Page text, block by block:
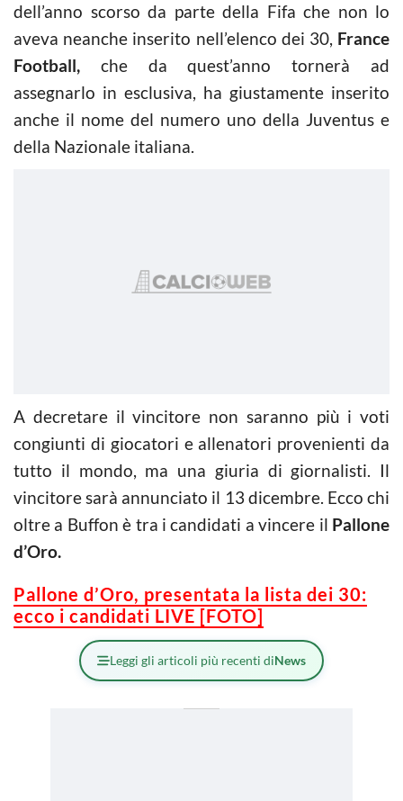
dell’anno scorso da parte della Fifa che non lo
aveva neanche inserito nell’elenco dei 30, France
Football, che da quest’anno tornerà ad
assegnarlo in esclusiva, ha giustamente inserito
anche il nome del numero uno della Juventus e
della Nazionale italiana.
A decretare il vincitore non saranno più i voti
congiunti di giocatori e allenatori provenienti da
tutto il mondo, ma una giuria di giornalisti. Il
vincitore sarà annunciato il 13 dicembre. Ecco chi
oltre a Buffon è tra i candidati a vincere il Pallone
d’Oro.
Pallone d’Oro, presentata la lista dei 30:
ecco i candidati LIVE [FOTO]
Leggi gli articoli più recenti diNews